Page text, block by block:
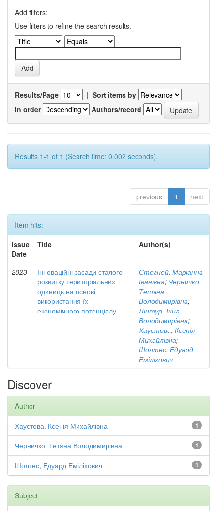
Add filters:
Use filters to refine the search results.
Results/Page | Sort items by
In order
Authors/record
Results 1-1 of 1 (Search time: 0.002 seconds).
previous 1 next
Item hits:
Issue
Date
Title Author(s)
2023
Інноваційні засади сталого
розвитку територіальних
одиниць на основі
використання їх
економічного потенціалу
Стегней, Маріанна
Іванівна; Черничко,
Тетяна
Володимирівна;
Лінтур, Інна
Володимирівна;
Хаустова, Ксенія
Михайлівна;
Шолтес, Едуард
Еміліхович
Discover
Author
1
Хаустова, Ксенія Михайлівна
1
Черничко, Тетяна Володимирівна
1
Шолтес, Едуард Еміліхович
Subject